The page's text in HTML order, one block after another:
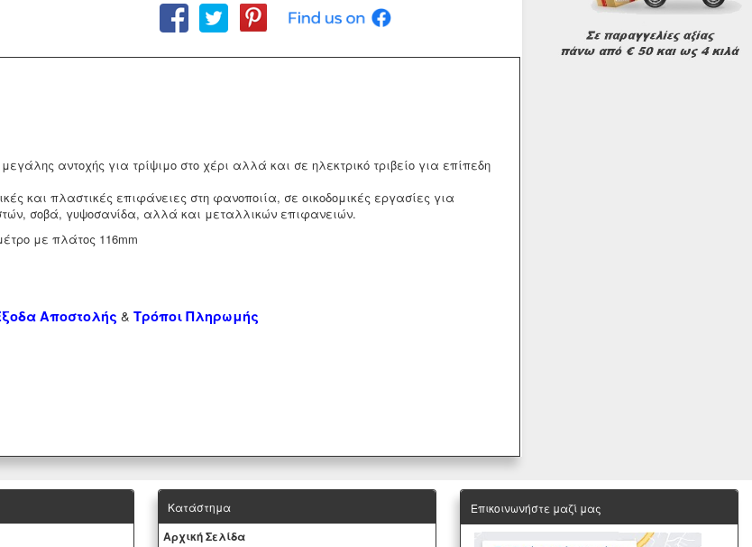
αντοχής για τρίψιμο στο χέρι αλλά και σε ηλεκτρικό τριβείο για επίπεδη
και πλαστικές επιφάνειες στη φανοποιία, σε οικοδομικές εργασίες για
σοβά, γυψοσανίδα, αλλά και μεταλλικών επιφανειών.
με πλάτος 116mm
Αποστολής &Τρόποι Πληρωμής
Κατάστημα
Aρχική Σελίδα
Επικοινωνήστε μαζί μας